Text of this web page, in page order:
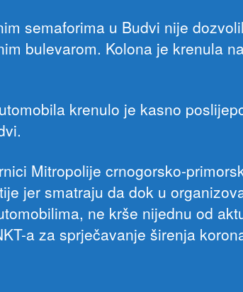
semaforima u Budvi nije
bulevarom. Kolona je krenula
krenulo je kasno
Mitropolije crnogorsko-
jer smatraju da dok u
ne krše nijednu od
a za sprječavanje širenja